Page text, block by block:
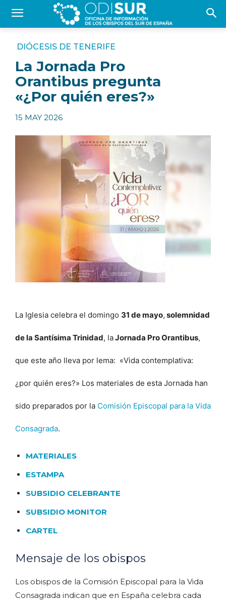
DIÓCESIS DE TENERIFE
La Jornada Pro
Orantibus pregunta
«¿Por quién eres?»
15 MAY 2026
La Iglesia celebra el domingo 31 de mayo, solemnidad
de la Santísima Trinidad, laJornada Pro Orantibus,
que este año lleva por lema: «Vida contemplativa:
¿por quién eres?» Los materiales de esta Jornada han
sido preparados por la Comisión Episcopal para la Vida
Consagrada.
MATERIALES
ESTAMPA
SUBSIDIO CELEBRANTE
SUBSIDIO MONITOR
CARTEL
Mensaje de los obispos
Los obispos de la Comisión Episcopal para la Vida
Consagrada indican que en España celebra cada